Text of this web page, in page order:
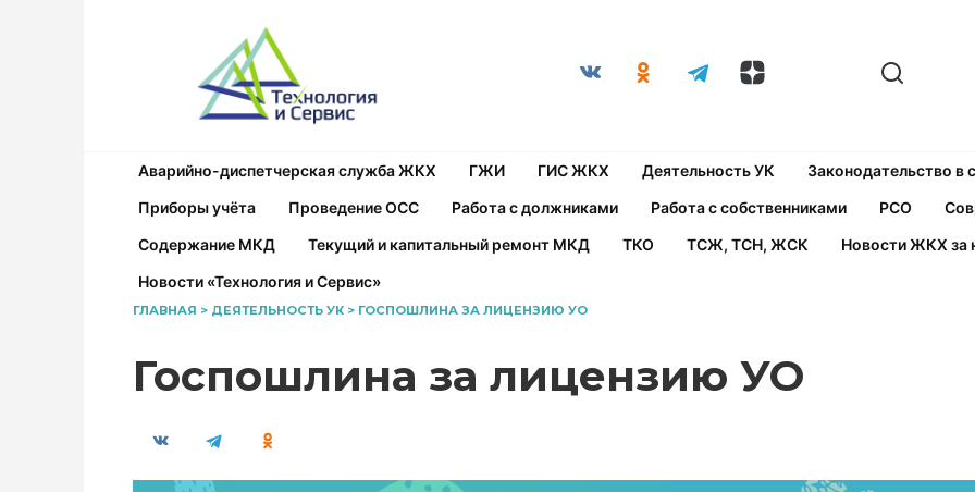
Аварийно-диспетчерская служба ЖКХ ГЖИ ГИС ЖКХ Деятельность УК
Законодательство
Приборы учёта
Проведение ОСС Работа с должниками Работа с собственниками РСО
Содержание МКД
Текущий и капитальный ремонт МКД ТКО ТСЖ, ТСН, ЖСК
Новости ЖКХ за
Новости «Технология и Сервис»
ГЛАВНАЯ > ДЕЯТЕЛЬНОСТЬ УК > ГОСПОШЛИНА ЗА ЛИЦЕНЗИЮ УО
Госпошлина за лицензию УО